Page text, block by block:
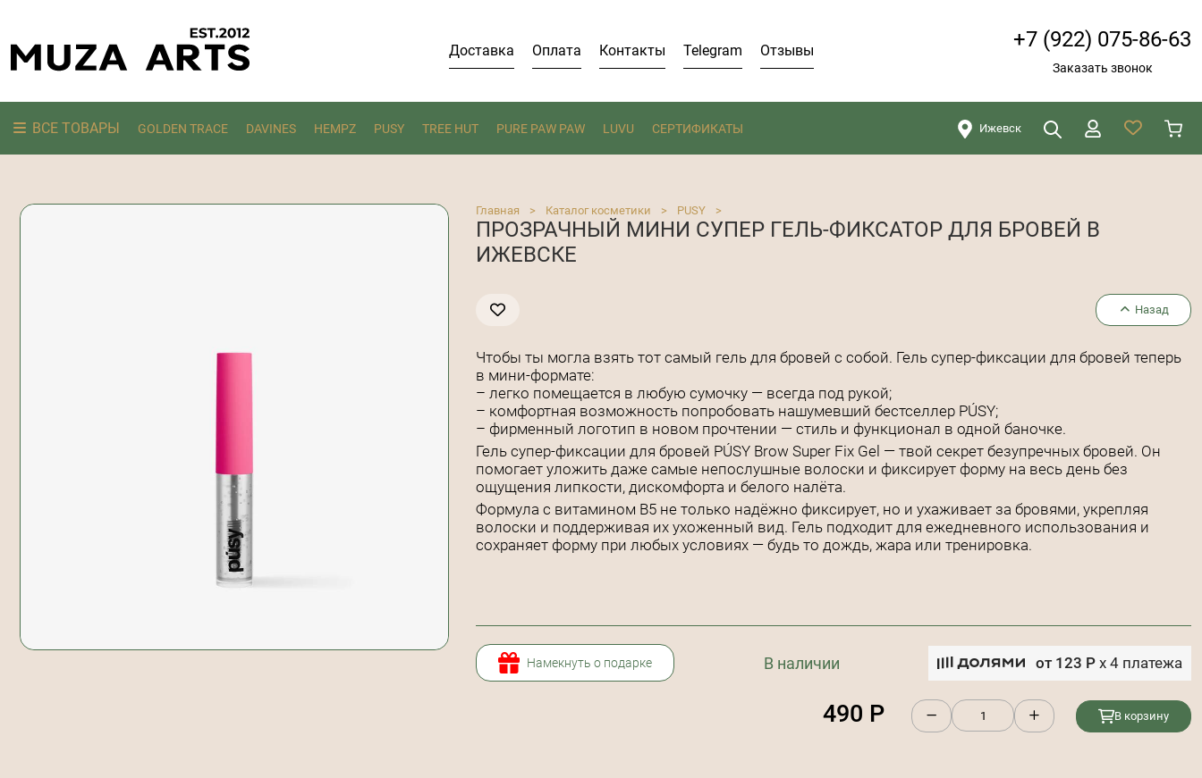
Доставка Оплата Контакты Telegram Отзывы +7 (922) 075-86-63
Заказать звонок
ВСЕ ТОВАРЫ GOLDEN TRACE DAVINES HEMPZ PUSY TREE HUT PURE PAW PAW LUVU СЕРТИФИКАТЫ Ижевск
Главная
> Каталог косметики > PUSY >
ПРОЗРАЧНЫЙ МИНИ СУПЕР ГЕЛЬ-ФИКСАТОР ДЛЯ БРОВЕЙ В
ИЖЕВСКЕ
Назад
Чтобы ты могла взять тот самый гель для бровей с собой. Гель супер-фиксации для бровей теперь
в мини-формате:
– легко помещается в любую сумочку — всегда под рукой;
– комфортная возможность попробовать нашумевший бестселлер PÚSY;
– фирменный логотип в новом прочтении — стиль и функционал в одной баночке.
Гель супер-фиксации для бровей PÚSY Brow Super Fix Gel — твой секрет безупречных бровей. Он
помогает уложить даже самые непослушные волоски и фиксирует форму на весь день без
ощущения липкости, дискомфорта и белого налёта.
Формула с витамином B5 не только надёжно фиксирует, но и ухаживает за бровями, укрепляя
волоски и поддерживая их ухоженный вид. Гель подходит для ежедневного использования и
сохраняет форму при любых условиях — будь то дождь, жара или тренировка.
Намекнуть о подарке В наличии от 123 Р x 4 платежа
490 Р В корзину